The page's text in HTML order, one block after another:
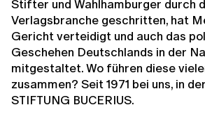
Stifter und Wahlhamburger durch
Verlagsbranche geschritten, hat
Gericht verteidigt und auch das
Geschehen Deutschlands in der
mitgestaltet. Wo führen diese
zusammen? Seit 1971 bei uns, in
STIFTUNG BUCERIUS.